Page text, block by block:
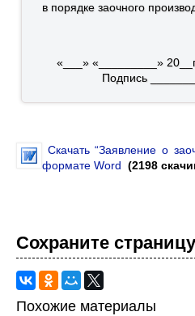
в порядке заочного
«___»
Подпись
Скачать “Заявление о
формате Word (2198
Сохраните
Похожие материалы